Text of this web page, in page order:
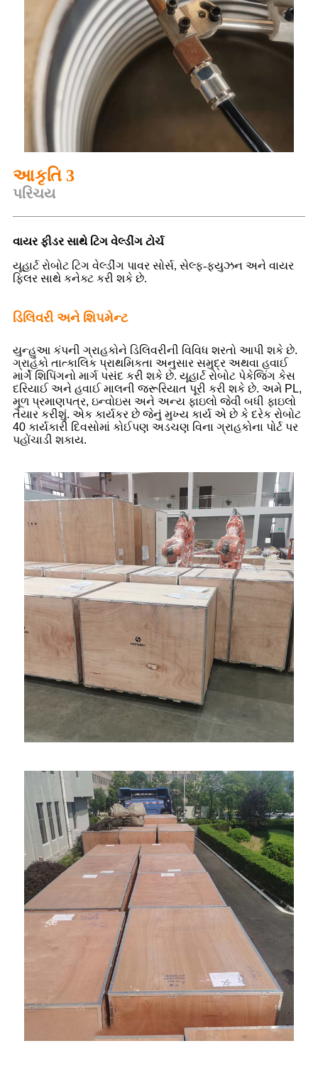
આકૃતિ 3
પરિચય
વાયર ફીડર સાથે ટિગ વેલ્ડીંગ ટોર્ચ
યૂહાર્ટ રોબોટ ટિગ વેલ્ડીંગ પાવર સોર્સ, સેલ્ફ-ફ્યુઝન અને વાયર
ફિલર સાથે કનેક્ટ કરી શકે છે.
ડિલિવરી અને શિપમેન્ટ
યુન્હુઆ કંપની ગ્રાહકોને ડિલિવરીની વિવિધ શરતો આપી શકે છે.
ગ્રાહકો તાત્કાલિક પ્રાથમિકતા અનુસાર સમુદ્ર અથવા હવાઈ
માર્ગે શિપિંગનો માર્ગ પસંદ કરી શકે છે. યૂહાર્ટ રોબોટ પેકેજિંગ કેસ
દરિયાઈ અને હવાઈ માલની જરૂરિયાત પૂરી કરી શકે છે. અમે PL,
મૂળ પ્રમાણપત્ર, ઇન્વોઇસ અને અન્ય ફાઇલો જેવી બધી ફાઇલો
તૈયાર કરીશું. એક કાર્યકર છે જેનું મુખ્ય કાર્ય એ છે કે દરેક રોબોટ
40 કાર્યકારી દિવસોમાં કોઈપણ અડચણ વિના ગ્રાહકોના પોર્ટ પર
પહોંચાડી શકાય.